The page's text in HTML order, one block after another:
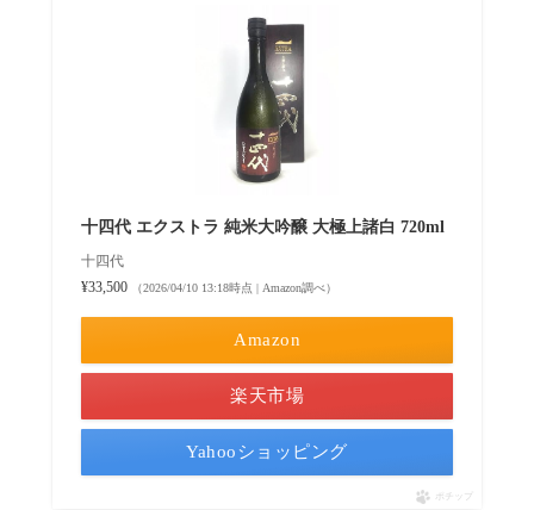
十四代 エクストラ 純米大吟醸 大極上諸白 720ml
十四代
¥33,500
（2026/04/10 13:18時点 | Amazon調べ）
Amazon
楽天市場
Yahooショッピング
ポチップ